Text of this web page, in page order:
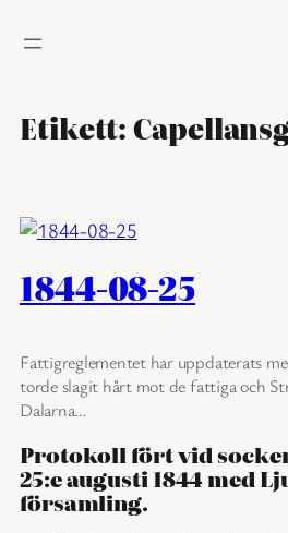
till
Etikett:
1844-08-25
Fattigreglementet har uppdaterats
torde slagit hårt mot de fattiga och
Dalarna…
Protokoll fört vid
25:e augusti 1844 med
församling.